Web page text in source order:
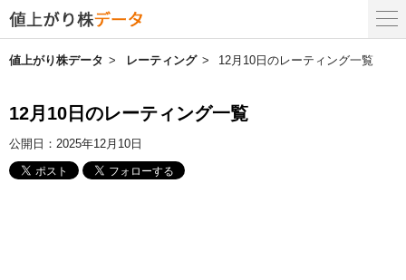
値上がり株データ レーティング 12月10日のレーティング一覧
12月10日のレーティング一覧
公開日： 2025年12月10日